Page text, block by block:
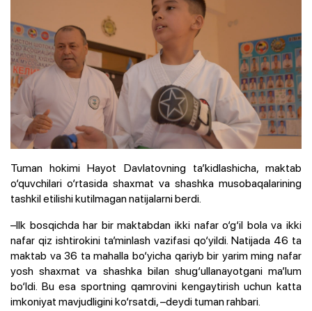
Tuman hokimi Hayot Davlatovning ta’kidlashicha, maktab
o‘quvchilari o‘rtasida shaxmat va shashka musobaqalarining
tashkil etilishi kutilmagan natijalarni berdi.
–Ilk bosqichda har bir maktabdan ikki nafar o‘g‘il bola va ikki
nafar qiz ishtirokini ta’minlash vazifasi qo‘yildi. Natijada 46 ta
maktab va 36 ta mahalla bo‘yicha qariyb bir yarim ming nafar
yosh shaxmat va shashka bilan shug‘ullanayotgani ma’lum
bo‘ldi. Bu esa sportning qamrovini kengaytirish uchun katta
imkoniyat mavjudligini ko‘rsatdi, –deydi tuman rahbari.